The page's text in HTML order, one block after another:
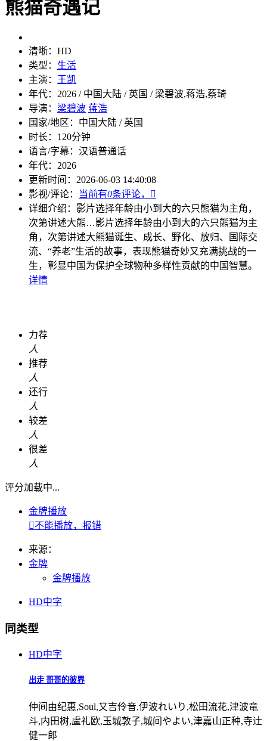
熊猫奇遇记
清晰： HD
类型： 生活
主演：
王凯
年代： 2026 / 中国大陆 / 英国 / 梁碧波,蒋浩,蔡琦
导演： 梁碧波 蒋浩
国家/地区： 中国大陆 / 英国
时长： 120分钟
语言/字幕： 汉语普通话
年代： 2026
更新时间： 2026-06-03 14:40:08
影视/评论：
当前有0条评论，

详细介绍： 影片选择年龄由小到大的六只熊猫为主角，
次第讲述大熊…影片选择年龄由小到大的六只熊猫为主
角，次第讲述大熊猫诞生、成长、野化、放归、国际交
流、“养老”生活的故事，表现熊猫奇妙又充满挑战的一
生，彰显中国为保护全球物种多样性贡献的中国智慧。
详情
力荐
人
推荐
人
还行
人
较差
人
很差
人
评分加载中...
金牌播放
不能播放，报错
来源：
金牌
金牌播放
HD中字
同类型
HD中字
出走 哥哥的彼界
仲间由纪惠,Soul,又吉伶音,伊波れいり,松田流花,津波竜
斗,内田树,盧礼欧,玉城敦子,城间やよい,津嘉山正种,寺辻
健一郎